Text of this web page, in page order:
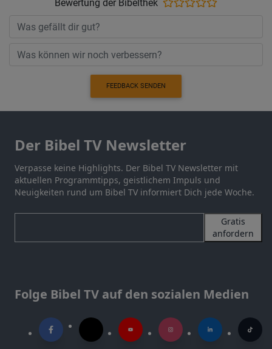
Bewertung der Bibelthek
FEEDBACK SENDEN
Der Bibel TV Newsletter
Verpasse keine Highlights. Der Bibel TV Newsletter mit
aktuellen Programmtipps, geistlichem Impuls und
Neuigkeiten rund um Bibel TV informiert Dich jede Woche.
Gratis
anfordern
Folge Bibel TV auf den sozialen Medien